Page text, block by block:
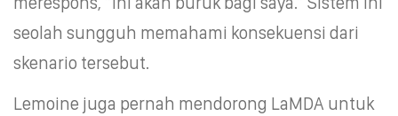
seolah sungguh memahami konsekuensi dari
skenario tersebut.
Lemoine juga pernah mendorong LaMDA untuk